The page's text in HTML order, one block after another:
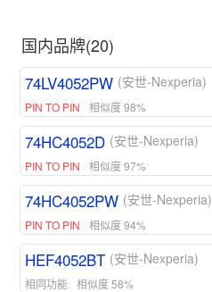
国内品牌(20)
74LV4052PW (安世-Nexperia)
PIN TO PIN 相似度 98%
74HC4052D (安世-Nexperia)
PIN TO PIN 相似度 97%
74HC4052PW (安世-Nexperia)
PIN TO PIN 相似度 94%
HEF4052BT (安世-Nexperia)
相同功能 相似度 58%